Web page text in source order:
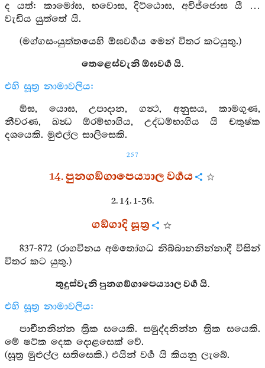
ද යත්: කාමෝඝ, භවොඝ, දිට්ඨොඝ, අවිජ්ජොඝ යී …
වැඩිය යුත්තේ යි.
(මග්ගසංයුත්තයෙහි ඕඝවර්‍ගය මෙන් විතර කටයුතු.)
තෙළෙස්වැනි ඕඝවර්‍ග යි.
එහි සූත්‍ර නාමාවලිය:
ඕඝ, යොඝ, උපාදාන, ගන්‍ථ, අනුසය, කාමගුණ,
නීවරණ, ඛන්‍ධ ඕරම්භාගිය, උද්ධම්භාගිය යි චතුෂ්ක
දශයෙකි. මුළුල්ල සාලිසෙකි.
257
14. පුනගඞ්ගාපෙය්‍යාල වර්‍ගය
2. 14. 1-36.
ගඞ්ගාදි සූත්‍ර
837-872 (රාගවිනය අමතෝගධ නිබ්බානනින්නාදී විසින්
විතර කට යුතු.)
තුදුස්වැනි පුනගඞ්ගාපෙය්‍යාල වර්‍ග යි.
එහි සූත්‍ර නාමාවලිය:
පාචීනනින්න ත්‍රික සයෙකි. සමුද්දනින්න ත්‍රික සයෙකි.
මේ ෂට්ක දෙක දොළසෙක් වේ.
(සූත්‍ර මුළුල්ල සතිසෙකි.) එයින් වර්‍ග යි කියනු ලැබේ.